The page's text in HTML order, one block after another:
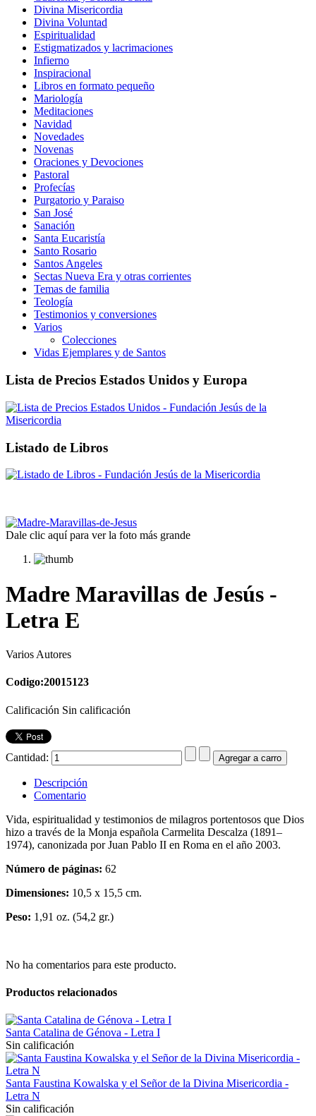
Divina Misericordia
Divina Voluntad
Espiritualidad
Estigmatizados y lacrimaciones
Infierno
Inspiracional
Libros en formato pequeño
Mariología
Meditaciones
Navidad
Novedades
Novenas
Oraciones y Devociones
Pastoral
Profecías
Purgatorio y Paraiso
San José
Sanación
Santa Eucaristía
Santo Rosario
Santos Angeles
Sectas Nueva Era y otras corrientes
Temas de familia
Teología
Testimonios y conversiones
Varios
Colecciones
Vidas Ejemplares y de Santos
Lista de Precios Estados Unidos y Europa
Listado de Libros
Dale clic aquí para ver la foto más grande
Madre Maravillas de Jesús -
Letra E
Varios Autores
Codigo:20015123
Calificación Sin calificación
Cantidad:
Descripción
Comentario
Vida, espiritualidad y testimonios de milagros portentosos que Dios
hizo a través de la Monja española Carmelita Descalza (1891–
1974), canonizada por Juan Pablo II en Roma en el año 2003.
Número de páginas: 62
Dimensiones: 10,5 x 15,5 cm.
Peso: 1,91 oz. (54,2 gr.)
No ha comentarios para este producto.
Productos relacionados
Santa Catalina de Génova - Letra I
Sin calificación
Santa Faustina Kowalska y el Señor de la Divina Misericordia -
Letra N
Sin calificación